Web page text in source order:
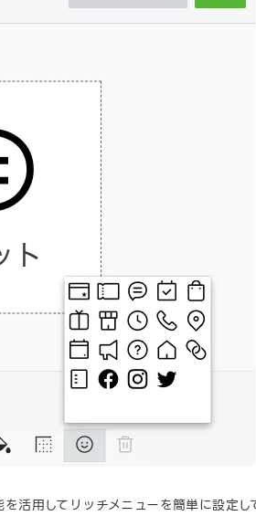
活用してリッチメニューを簡単に設定し